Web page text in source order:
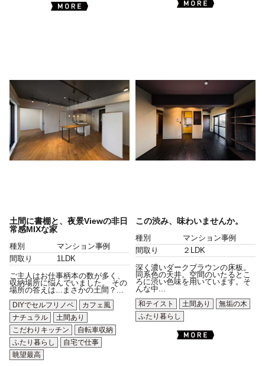
土間に書棚と、夜景Viewの非日
常感MIXな家
種別
マンション事例
間取り
1LDK
ご主人はお仕事柄本の数が多く、
収納場所に悩んでいました。 その
場所の答えは...まさかの土間？...
DIYでセルフリノベ
カフェ風
ナチュラル
土間あり
こだわりキッチン
自転車収納
ふたり暮らし
自宅で仕事
眺望最高
この渋み、味わいませんか。
種別
マンション事例
間取り
２LDK
深く濃いダークブラウンの床板。
同系色の天井。空間のいたるとこ
ろに渋い色味を用いています。そ
んな中...
和テイスト
土間あり
無垢の木
ふたり暮らし